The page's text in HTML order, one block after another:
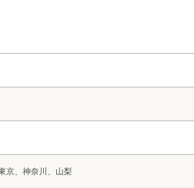
京、神奈川、山梨